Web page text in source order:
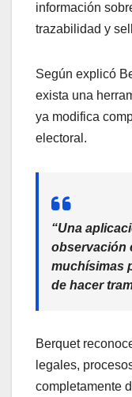
información
trazabilidad y
Según explicó
exista una
ya modifica
electoral.
“Una
observación
muchísimas
de hacer
Berquet
legales,
completamente